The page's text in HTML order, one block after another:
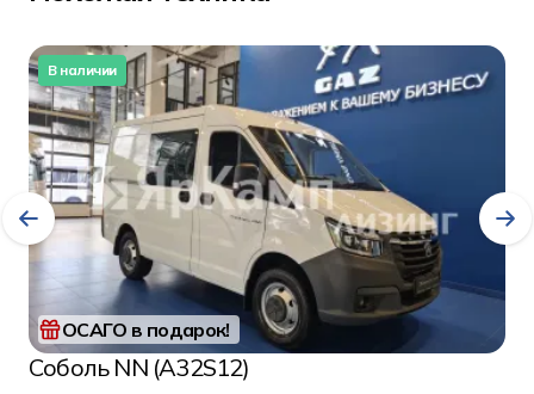
В наличии
ОСАГО в подарок!
Соболь NN (А32S12)